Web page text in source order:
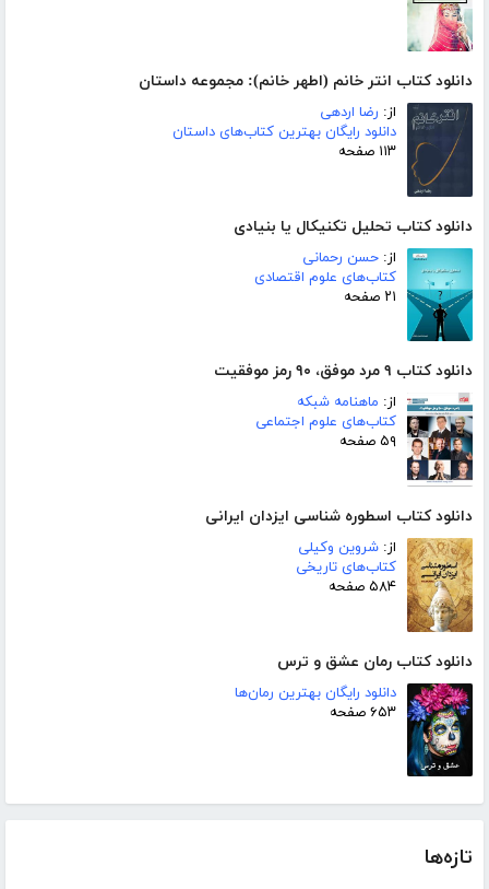
دانلود کتاب انتر خانم (اطهر خانم): مجموعه داستان
از: رضا اردهی
دانلود رایگان بهترین کتاب‌های داستان
۱۱۳ صفحه
دانلود کتاب تحلیل تکنیکال یا بنیادی
از: حسن رحمانی
کتاب‌های علوم اقتصادی
۲۱ صفحه
دانلود کتاب ۹ مرد موفق، ۹۰ رمز موفقیت
از: ماهنامه شبکه
کتاب‌های علوم اجتماعی
۵۹ صفحه
دانلود کتاب اسطوره شناسی ایزدان ایرانی
از: شروین وکیلی
کتاب‌های تاریخی
۵۸۴ صفحه
دانلود کتاب رمان عشق و ترس
دانلود رایگان بهترین رمان‌ها
۶۵۳ صفحه
تازه‌ها